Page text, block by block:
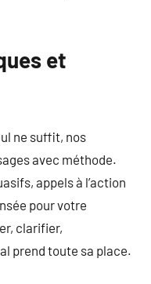
et
ne suffit, nos
avec méthode.
appels à l’action
pour votre
clarifier,
prend toute sa place.